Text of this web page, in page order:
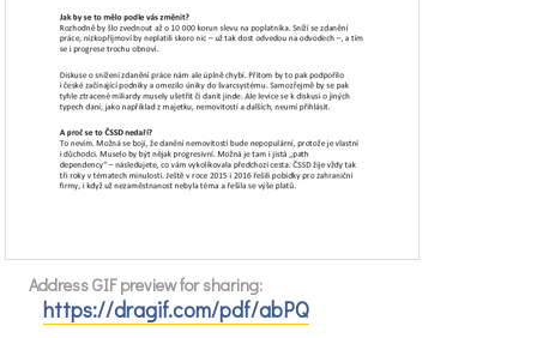
Address GIF preview for sharing:
https://dragif.com/pdf/abPQ